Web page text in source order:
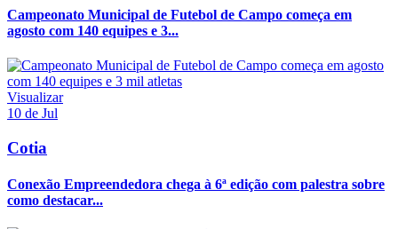
Campeonato Municipal de Futebol de Campo começa em
agosto com 140 equipes e 3...
Visualizar
10 de Jul
Cotia
Conexão Empreendedora chega à 6ª edição com palestra sobre
como destacar...